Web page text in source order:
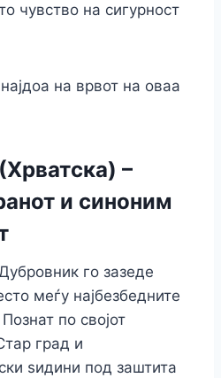
чувство на сигурност
на врвот на оваа
–
и синоним
го зазеде
меѓу најбезбедните
по својот
град и
ѕидини под заштита